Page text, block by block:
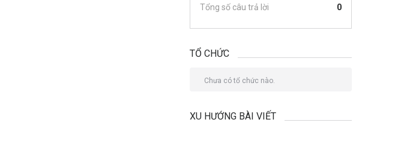
Tổng số câu trả lời
0
TỔ CHỨC
Chưa có tổ chức nào.
XU HƯỚNG BÀI VIẾT